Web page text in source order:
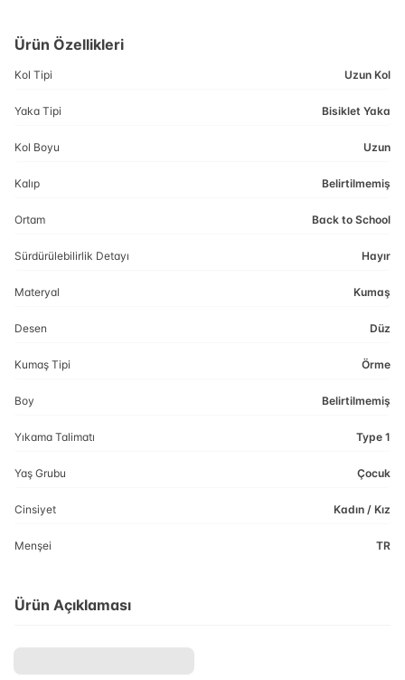
Ürün Özellikleri
Kol Tipi Uzun Kol
Yaka Tipi Bisiklet Yaka
Kol Boyu Uzun
Kalıp Belirtilmemiş
Ortam Back to School
Sürdürülebilirlik Detayı Hayır
Materyal Kumaş
Desen Düz
Kumaş Tipi Örme
Boy Belirtilmemiş
Yıkama Talimatı Type 1
Yaş Grubu Çocuk
Cinsiyet Kadın / Kız
Menşei TR
Ürün Açıklaması